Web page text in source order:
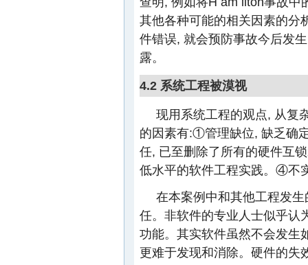
其他各种可能的相关因素的分
件错误, 就会预防事故今后发
露。
4.2 系统工程被漠视
现用系统工程的观点, 从复
的因素有:①管理缺位, 缺乏确
任, 已至删除了所有的硬件互
低水平的软件工程实践。④不
在本案例中和其他工程发
任。非软件的专业人士似乎认
功能。其实软件虽然不会发生
更难于发现和消除。硬件的失